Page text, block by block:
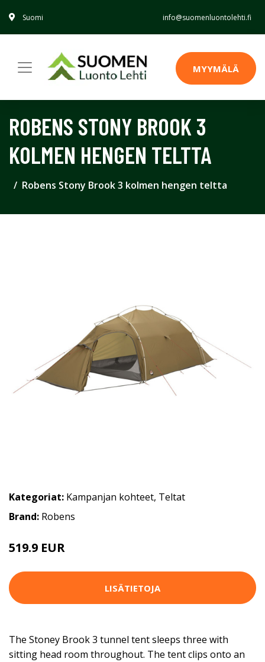
Suomi info@suomenluontolehti.fi
MYYMÄLÄ
ROBENS STONY BROOK 3
KOLMEN HENGEN TELTTA
Robens Stony Brook 3 kolmen hengen teltta
Kategoriat: Kampanjan kohteet, Teltat
Brand: Robens
519.9 EUR
LISÄTIETOJA
The Stoney Brook 3 tunnel tent sleeps three with
sitting head room throughout. The tent clips onto an